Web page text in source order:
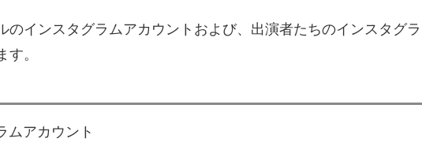
のインスタグラムアカウントおよび、出演者たちのインスタグラ
。
ムアカウント